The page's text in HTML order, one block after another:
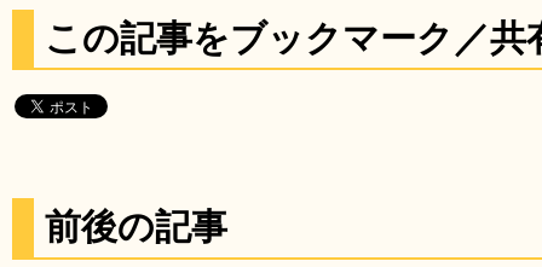
この記事をブックマーク／共
前後の記事